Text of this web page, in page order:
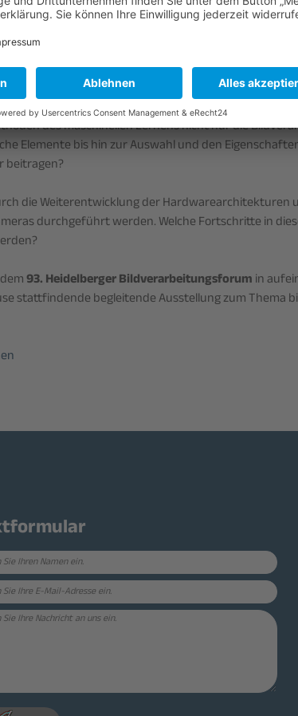
findet unter dem Motto "Learning
zwei Aspekte.
des maschinellen Lernens nicht nur die
Elemente bis hin zur Auswahl und den
beitragen?
die Weiterentwicklung der Hardwarearchitekturen
durchgeführt werden. Welche Fortschritte in
93. Heidelberger Bildverarbeitungsforumin
stattfindende begleitende Ausstellung zum Thema